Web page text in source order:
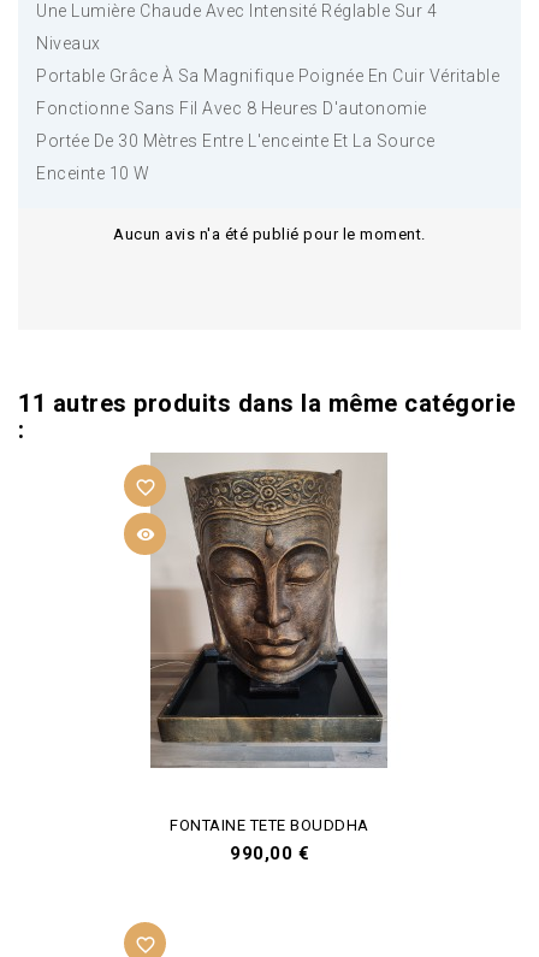
Une Lumière Chaude Avec Intensité Réglable Sur 4
Niveaux
Portable Grâce À Sa Magnifique Poignée En Cuir Véritable
Fonctionne Sans Fil Avec 8 Heures D'autonomie
Portée De 30 Mètres Entre L'enceinte Et La Source
Enceinte 10 W
Aucun avis n'a été publié pour le moment.
11 autres produits dans la même catégorie
:

favorite_border
FONTAINE TETE BOUDDHA
Prix
990,00 €
favorite_border